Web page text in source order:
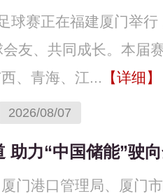
球赛正在福建厦门举
友、共同成长。本届
、青海、江... 【详细】
2026/08/07
助力“中国储能”驶
门港口管理局、厦门